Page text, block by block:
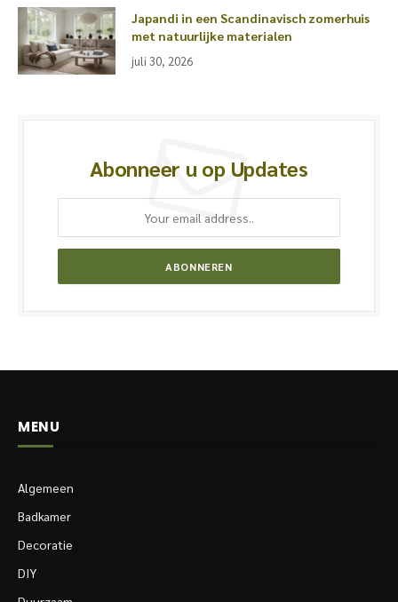
Japandi in een Scandinavisch zomerhuis
met natuurlijke materialen
juli 30, 2026
Abonneer u op Updates
MENU
Algemeen
Badkamer
Decoratie
DIY